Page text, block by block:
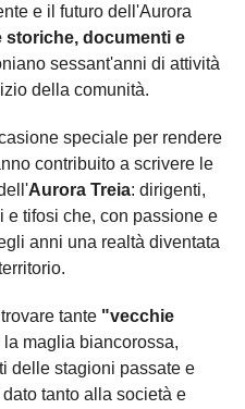
e il futuro dell'Aurora
storiche, documenti e
sessant'anni di attività
della comunità.
speciale per rendere
contribuito a scrivere le
Aurora Treia: dirigenti,
e tifosi che, con passione e
anni una realtà diventata
tante "vecchie
maglia biancorossa,
delle stagioni passate e
tanto alla società e